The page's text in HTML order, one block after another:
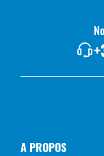
A PROPOS